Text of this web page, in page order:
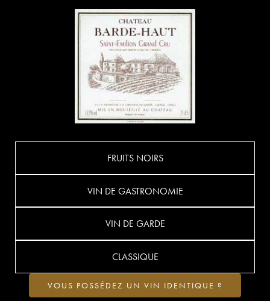
FRUITS NOIRS
VIN DE GASTRONOMIE
VIN DE GARDE
CLASSIQUE
VOUS POSSÉDEZ UN VIN IDENTIQUE ?